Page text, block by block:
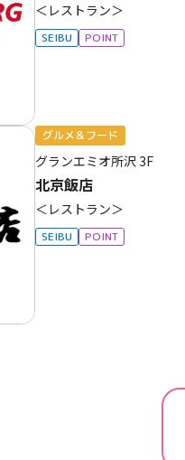
＜レストラン＞
SEIBU POINT
グルメ＆フード
グランエミオ所沢 3F
北京飯店
＜レストラン＞
SEIBU POINT